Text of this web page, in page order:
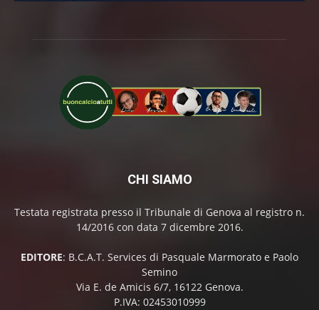
CHI SIAMO
Testata registrata presso il Tribunale di Genova al registro n.
14/2016 con data 7 dicembre 2016.
EDITORE: B.C.A.T. Services di Pasquale Marmorato e Paolo
Semino
Via E. de Amicis 6/7, 16122 Genova.
P.IVA: 02453010999